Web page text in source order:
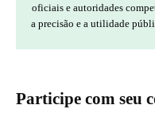
oficiais e autoridades
a precisão e a utilidade
Participe com seu